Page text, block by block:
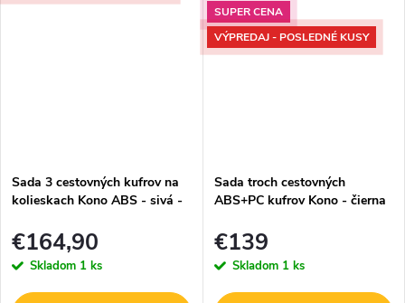
vyrobená z ABS materiálu
cestovné potreby, či už idete
na...
Sada 3 cestovných kufrov na
kolieskach Kono ABS - sivá -
€164,90
Skladom 1 ks
SUPER CENA
VÝPREDAJ - POSLEDNÉ KUSY
Sada troch cestovných
ABS+PC kufrov Kono - čierna
€139
Skladom 1 ks